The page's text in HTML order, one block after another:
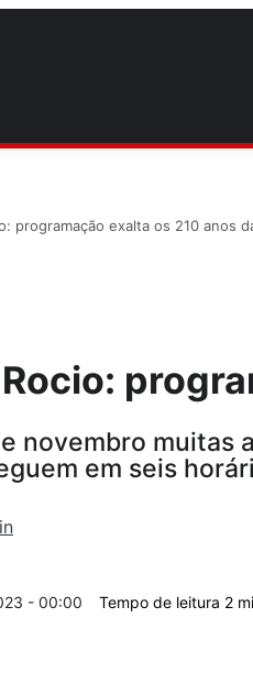
programação exalta os 210 anos
novembro muitas
em seis
- 00:00